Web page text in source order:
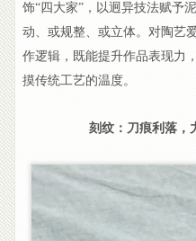
饰“四大家”，以迥异技法赋
动、或规整、或立体。对陶艺
作逻辑，既能提升作品表现力
摸传统工艺的温度。
刻纹：刀痕利落，